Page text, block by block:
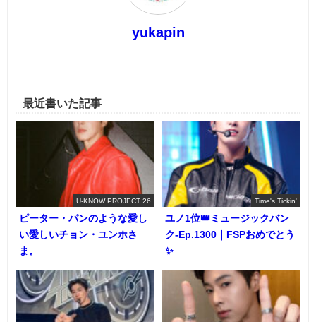
yukapin
最近書いた記事
U-KNOW PROJECT 26
ピーター・パンのような愛し
い愛しいチョン・ユンホさ
ま。
Time's Tickin'
ユノ1位👑ミュージックバン
ク-Ep.1300｜FSPおめでとう
✨️